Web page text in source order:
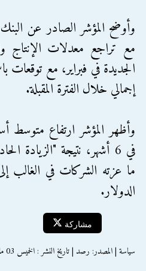
وأوضح المؤشر الصادر عن
مع تراجع معدلات الإنتاج
الجديدة في فبراير، مع توقعات
إجمالي خلال الفترة المقبلة.
وأظهر المؤشر ارتفاع متوسط
في 6 أشهر، نتيجة "الزيادة
ما عزته الشركات في الغالب
الدولار.
مشاركة
سياسة | المصدر: رصد | تاريخ النشر : الخميس 03 مارس 2016